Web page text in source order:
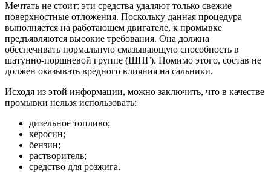
Мечтать не стоит: эти средства удаляют только свежие
поверхностные отложения. Поскольку данная процедура
выполняется на работающем двигателе, к промывке
предъявляются высокие требования. Она должна
обеспечивать нормальную смазывающую способность в
шатунно-поршневой группе (ШПГ). Помимо этого, состав не
должен оказывать вредного влияния на сальники.
Исходя из этой информации, можно заключить, что в качестве
промывки нельзя использовать:
дизельное топливо;
керосин;
бензин;
растворитель;
средство для розжига.